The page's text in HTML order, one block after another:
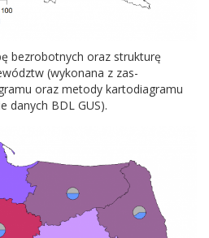
bezro­bot­nych oraz struk­turę
(wyko­nana z zas­
oraz metody kar­to­di­a­gramu
danych BDL GUS).